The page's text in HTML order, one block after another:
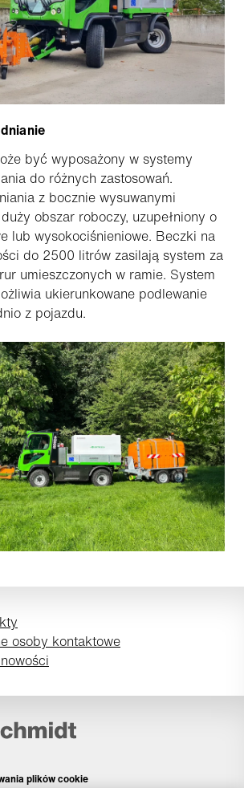
być wyposażony w systemy
do różnych zastosowań.
z bocznie wysuwanymi
obszar roboczy, uzupełniony o
lub wysokociśnieniowe. Beczki na
do 2500 litrów zasilają system za
umieszczonych w ramie. System
ukierunkowane podlewanie
z pojazdu.
osoby kontaktowe
plików cookie